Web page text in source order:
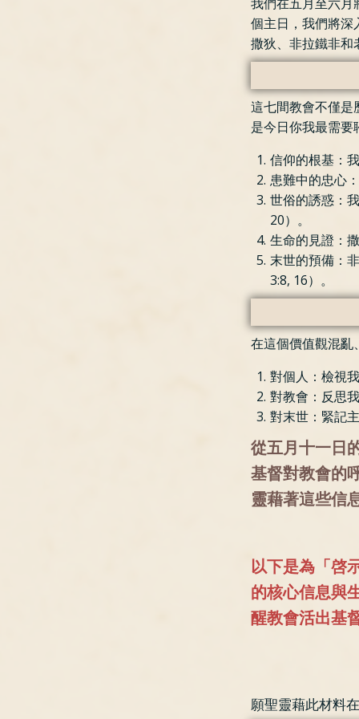
個主日，我們將深
撒狄、非拉鐵非和
這七間教會不僅是
是今日你我最需要
信仰的根基：
患難中的忠心
世俗的誘惑：
20）。
生命的見證：
末世的預備：
3:8, 16）。
在這個價值觀混亂
對個人：檢視
對教會：反思
對末世：緊記
從五月十一日
基督對教會的
靈藉著這些信
以下是為「啓
的核心信息與
醒教會活出基
願聖靈藉此材料